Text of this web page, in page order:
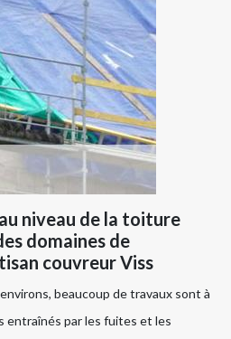
niveau de la toiture
domaines de
couvreur Viss
beaucoup de travaux sont à
entraînés par les fuites et les